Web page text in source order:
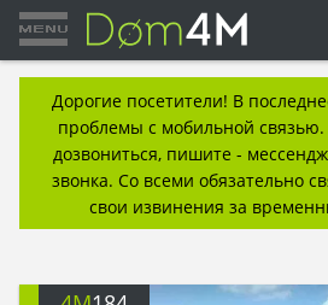
Дорогие посетители! В
проблемы с мобильной
дозвониться, пишите -
звонка. Со всеми обязательно
свои извинения за